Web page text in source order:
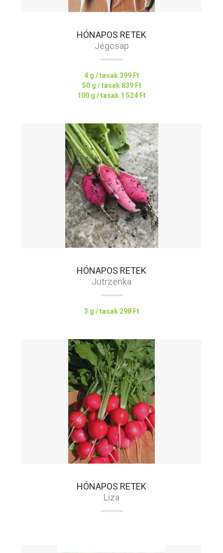
HÓNAPOS RETEK
Jégcsap
4 g / tasak399 Ft
50 g / tasak 839 Ft
100 g / tasak 1 524 Ft
HÓNAPOS RETEK
Jutrzenka
3 g / tasak 298 Ft
HÓNAPOS RETEK
Liza